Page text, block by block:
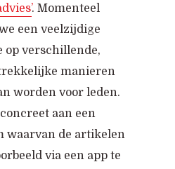
. Momenteel
een veelzijdige
op verschillende,
manieren
worden voor leden.
aan een
waarvan de artikelen
via een app te